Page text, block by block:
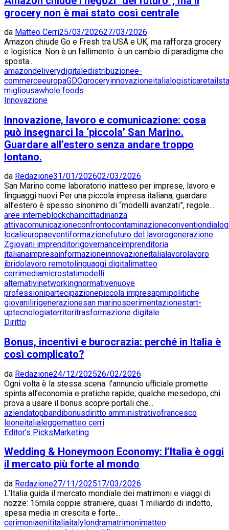
grocery non è mai stato così centrale
da Matteo Cerri25/03/202627/03/2026
Amazon chiude Go e Fresh tra USA e UK, ma rafforza grocery
e logistica. Non è un fallimento: è un cambio di paradigma che
sposta...
amazondeliverydigitaledistribuzionee-
commerceeuropaGDOgroceryinnovazioneitalia logisticaretail
migliousawhole foods
Innovazione
Innovazione, lavoro e comunicazione: cosa
può insegnarci la ‘piccola’ San Marino.
Guardare all’estero senza andare troppo
lontano.
da Redazione31/01/202602/03/2026
San Marino come laboratorio inatteso per imprese, lavoro e
linguaggi nuovi Per una piccola impresa italiana, guardare
all’estero è spesso sinonimo di “modelli avanzati”, regole...
aree interneblockchaincittadinanza
attivacomunicazioneconfrontocontaminazioneconvention
localieuropaeventiformazionefuturo del lavorogenerazione
Zgiovani imprenditorigovernanceimprenditoria
italianaimpresainformazioneinnovazioneitalia lavoro lavoro
ibrido lavoro remoto linguaggi digitalimatteo
cerrimediamicrostatimodelli
alternativinetworkingnormativenuove
professionipartecipazionepiccola impresapmipolitiche
giovanilirigenerazionesan marinosperimentazionestart-
uptecnologiaterritoritrasformazione digitale
Diritto
Bonus, incentivi e burocrazia: perché in Italia è
così complicato?
da Redazione24/12/202526/02/2026
Ogni volta è la stessa scena: l’annuncio ufficiale promette
spinta all’economia e pratiche rapide; qualche mesedopo, chi
prova a usare il bonus scopre portali che...
aziendatopbandibonusdiritto amministrativofrancesco
leoneitalialeggematteo cerri
Editor's PicksMarketing
Wedding & Honeymoon Economy: l’Italia è oggi
il mercato più forte al mondo
da Redazione27/11/202517/03/2026
L’Italia guida il mercato mondiale dei matrimoni e viaggi di
nozze: 15mila coppie straniere, quasi 1 miliardo di indotto,
spesa media in crescita e forte...
cerimoniaenititaliaitalylondramatrimonimatteo